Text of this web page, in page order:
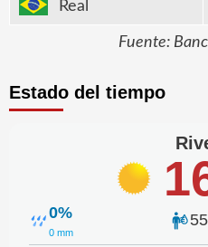
Real
Fuente:
Estado del tiempo
0%
0 mm